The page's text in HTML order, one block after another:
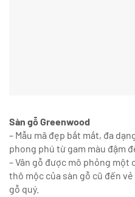
Sàn gỗ Greenwood
– Mẫu mã đẹp bắt mắt, đa
phong phú từ gam màu đậm
– Vân gỗ được mô phỏng
thô mộc của sàn gỗ cũ đến
gỗ quý.